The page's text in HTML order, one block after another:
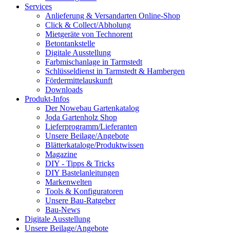
Services
Anlieferung & Versandarten Online-Shop
Click & Collect/Abholung
Mietgeräte von Technorent
Betontankstelle
Digitale Ausstellung
Farbmischanlage in Tarmstedt
Schlüsseldienst in Tarmstedt & Hambergen
Fördermittelauskunft
Downloads
Produkt-Infos
Der Nowebau Gartenkatalog
Joda Gartenholz Shop
Lieferprogramm/Lieferanten
Unsere Beilage/Angebote
Blätterkataloge/Produktwissen
Magazine
DIY - Tipps & Tricks
DIY Bastelanleitungen
Markenwelten
Tools & Konfiguratoren
Unsere Bau-Ratgeber
Bau-News
Digitale Ausstellung
Unsere Beilage/Angebote